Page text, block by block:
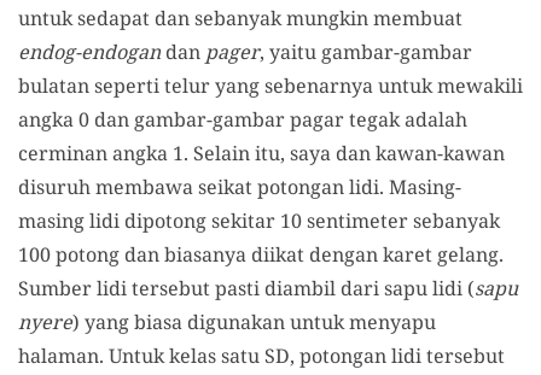
untuk sedapat dan sebanyak mungkin membuat
endog-endogan dan pager, yaitu gambar-gambar
bulatan seperti telur yang sebenarnya untuk mewakili
angka 0 dan gambar-gambar pagar tegak adalah
cerminan angka 1. Selain itu, saya dan kawan-kawan
disuruh membawa seikat potongan lidi. Masing-
masing lidi dipotong sekitar 10 sentimeter sebanyak
100 potong dan biasanya diikat dengan karet gelang.
Sumber lidi tersebut pasti diambil dari sapu lidi (sapu
nyere) yang biasa digunakan untuk menyapu
halaman. Untuk kelas satu SD, potongan lidi tersebut